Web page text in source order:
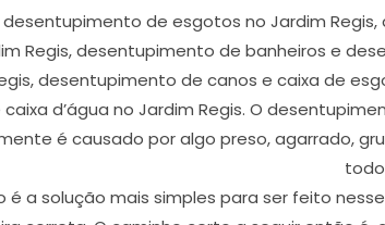
de esgotos no Jardim
Regis, desentupimento de banheiros e
desentupimento de canos e caixa de
d’água no Jardim Regis. O
é causado por algo preso, agarrado,
a solução mais simples para ser feito